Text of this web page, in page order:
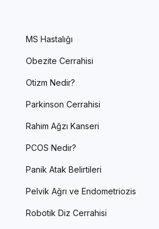
MS Hastalığı
Obezite Cerrahisi
Otizm Nedir?
Parkinson Cerrahisi
Rahim Ağzı Kanseri
PCOS Nedir?
Panik Atak Belirtileri
Pelvik Ağrı ve Endometriozis
Robotik Diz Cerrahisi